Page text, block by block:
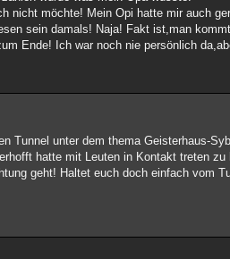
nicht möchte! Mein Opi hatte mir auch
sein damals! Naja! Fakt ist,man
Ende! Ich war noch nie persönlich
Tunnel unter dem thema Geisterhaus-
hatte mit Leuten in Kontakt treten
geht! Haltet euch doch einfach vom